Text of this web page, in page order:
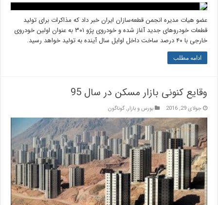
عضو هیات مدیره انجمن قطعه‌سازان ایران خبر داد که مذاکرات برای تولید
قطعات خودروهای جدید آغاز شده و خودروی پژو ۳۰۱ به عنوان اولین خودروی
خارجی با ۴۰ درصد ساخت داخل اوایل سال آینده به تولید خواهد رسید.
ادامه مطلب
وقایع کنونی بازار مسکن در سال 95
جولای 29, 2016 بورس و بازار,گوناگون